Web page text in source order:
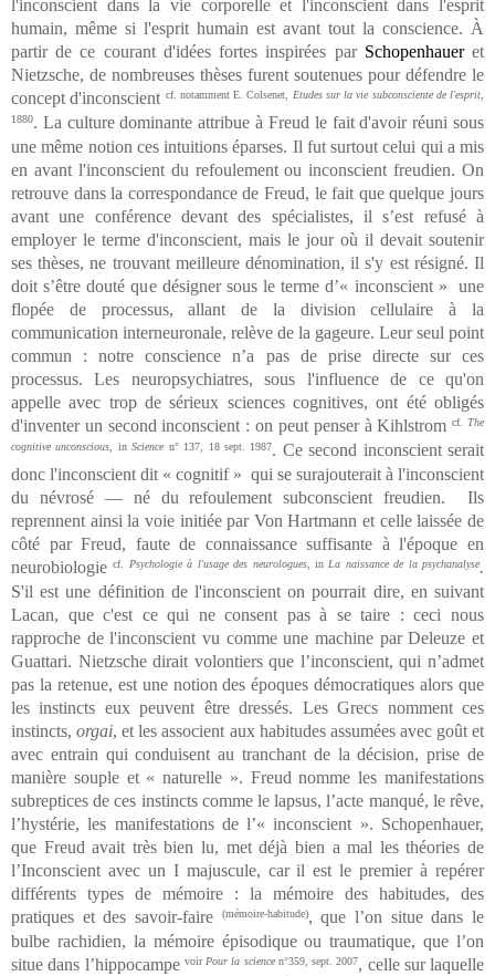
l'inconscient dans la vie corporelle et l'inconscient dans l'esprit
humain, même si l'esprit humain est avant tout la conscience. À
partir de ce courant d'idées fortes inspirées par Schopenhaueret
Nietzsche, de nombreuses thèses furent soutenues pour défendre le
concept d'inconscient cf. notamment E. Colsenet, Etudes sur la vie subconsciente de l'esprit
1880. La culture dominante attribue à Freud le fait d'avoir réuni sous
une même notion ces intuitions éparses. Il fut surtout celui qui a mis
en avant l'inconscient du refoulement ou inconscient freudien. On
retrouve dans la correspondance de Freud, le fait que quelque jours
avant une conférence devant des spécialistes, il s’est refusé à
employer le terme d'inconscient, mais le jour où il devait soutenir
ses thèses, ne trouvant meilleure dénomination, il s'y est résigné. Il
doit s’être douté que désigner sous le terme d’« inconscient » une
flopée de processus, allant de la division cellulaire à la
communication interneuronale, relève de la gageure. Leur seul point
commun : notre conscience n’a pas de prise directe sur ces
processus. Les neuropsychiatres, sous l'influence de ce qu'on
appelle avec trop de sérieux sciences cognitives, ont été obligés
d'inventer un second inconscient : on peut penser à Kihlstromcf.The
cognitive unconscious , inScience n° 137, 18 sept. 1987. Ce second inconscient serait
donc l'inconscient dit « cognitif » qui se surajouterait à l'inconscient
du névrosé — né du refoulement subconscient freudien. Ils
reprennent ainsi la voie initiée par Von Hartmann et celle laissée de
côté par Freud, faute de connaissance suffisante à l'époque en
neurobiologiecf. Psychologie à l'usage des neurologues, in La naissance de la psychanalyse.
S'il est une définition de l'inconscient on pourrait dire, en suivant
Lacan, que c'est ce qui ne consent pas à se taire : ceci nous
rapproche de l'inconscient vu comme une machine par Deleuze et
Guattari. Nietzsche dirait volontiers que l’inconscient, qui n’admet
pas la retenue, est une notion des époques démocratiques alors que
les instincts eux peuvent être dressés. Les Grecs nomment ces
instincts,orgai, et les associent aux habitudes assumées avec goût et
avec entrain qui conduisent au tranchant de la décision, prise de
manière souple et « naturelle ». Freud nomme les manifestations
subreptices de ces instincts comme le lapsus, l’acte manqué, le rêve,
l’hystérie, les manifestations de l’« inconscient ». Schopenhauer,
que Freud avait très bien lu, met déjà bien a mal les théories de
l’Inconscient avec un I majuscule, car il est le premier à repérer
différents types de mémoire : la mémoire des habitudes, des
pratiques et des savoir-faire
(mémoire-habitude), que l’on situe dans le
bulbe rachidien, la mémoire épisodique ou traumatique, que l’on
situe dans l’hippocampe voir Pour la sciencen°359, sept. 2007, celle sur laquelle